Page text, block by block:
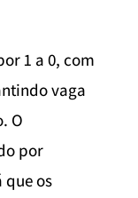
1 a 0, com
vaga
O
por
os